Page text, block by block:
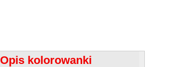
Opis kolorowanki